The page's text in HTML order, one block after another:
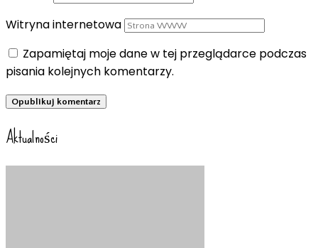
Witryna internetowa
Zapamiętaj moje dane w tej przeglądarce podczas
pisania kolejnych komentarzy.
Aktualności